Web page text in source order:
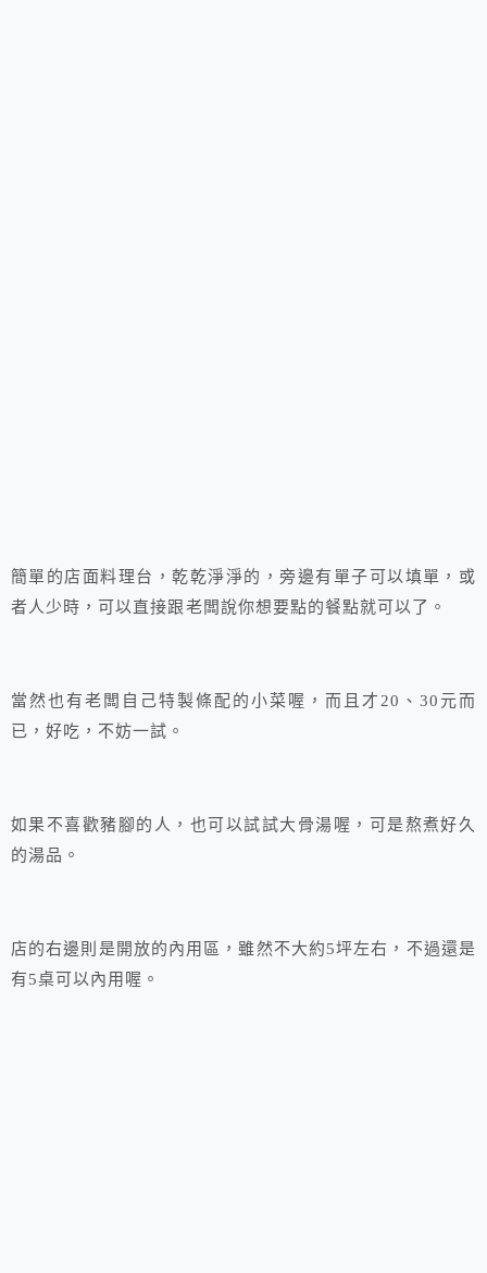
簡單的店面料理台，乾乾淨淨的，旁邊有單子可以填單，或
者人少時，可以直接跟老闆說你想要點的餐點就可以了。
當然也有老闆自己特製條配的小菜喔，而且才20、30元而
已，好吃，不妨一試。
如果不喜歡豬腳的人，也可以試試大骨湯喔，可是熬煮好久
的湯品。
店的右邊則是開放的內用區，雖然不大約5坪左右，不過還是
有5桌可以內用喔。